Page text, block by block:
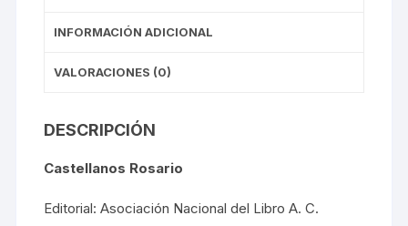
INFORMACIÓN ADICIONAL
VALORACIONES (0)
DESCRIPCIÓN
Castellanos Rosario
Editorial: Asociación Nacional del Libro A. C.